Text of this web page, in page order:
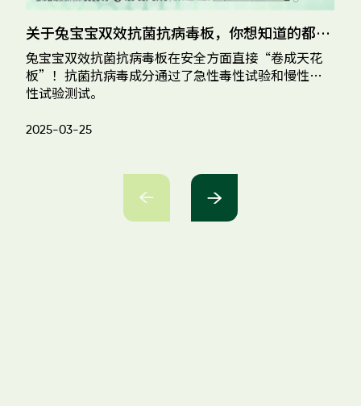
关于兔宝宝双效抗菌抗病毒板，你想知道的都在这！
兔宝宝双效抗菌抗病毒板在安全方面直接“卷成天花
板”！抗菌抗病毒成分通过了急性毒性试验和慢性毒
性试验测试。
2025-03-25
 